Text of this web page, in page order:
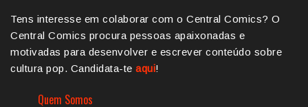
Tens interesse em colaborar com o Central Comics? O
Central Comics procura pessoas apaixonadas e
motivadas para desenvolver e escrever conteúdo sobre
cultura pop. Candidata-te aqui!
Quem Somos